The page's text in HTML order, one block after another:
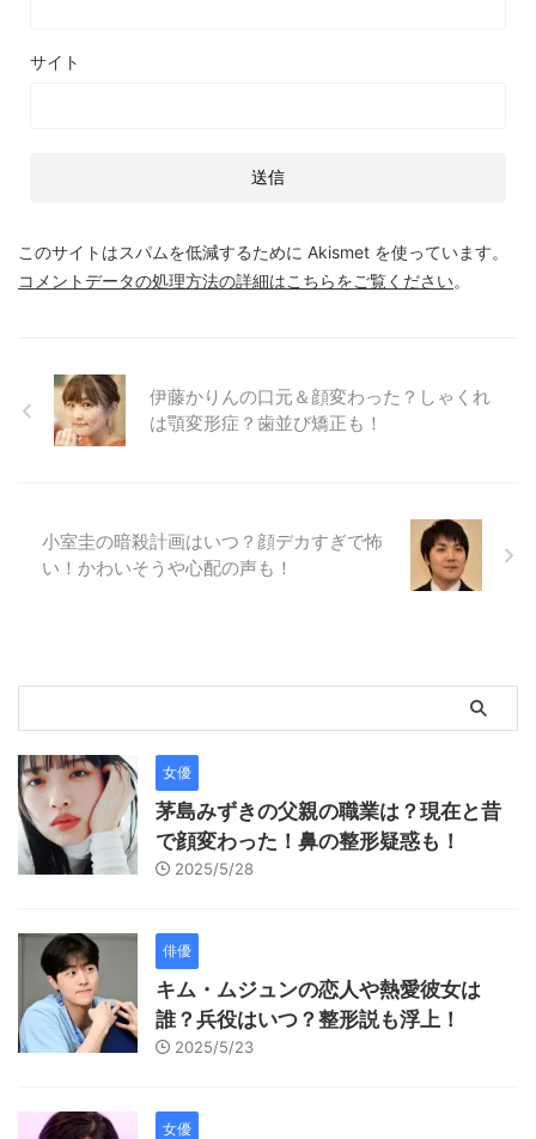
サイト
このサイトはスパムを低減するために Akismet を使っています。
コメントデータの処理方法の詳細はこちらをご覧ください。
伊藤かりんの口元＆顔変わった？しゃくれ
は顎変形症？歯並び矯正も！
小室圭の暗殺計画はいつ？顔デカすぎで怖
い！かわいそうや心配の声も！
女優
茅島みずきの父親の職業は？現在と昔
で顔変わった！鼻の整形疑惑も！
2025/5/28
俳優
キム・ムジュンの恋人や熱愛彼女は
誰？兵役はいつ？整形説も浮上！
2025/5/23
女優